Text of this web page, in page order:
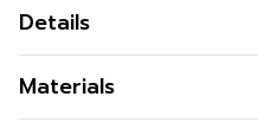
Details
Illusion มอบสัมผัสเบาสบาย
Materials